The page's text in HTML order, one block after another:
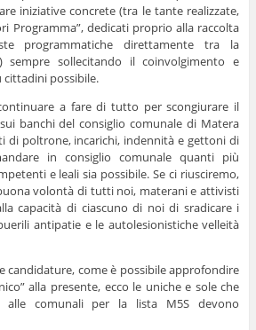
iniziative concrete (tra le tante realizzate,
Programma”, dedicati proprio alla raccolta
programmatiche direttamente tra la
sempre sollecitando il coinvolgimento e
cittadini possibile.
a fare di tutto per scongiurare il
banchi del consiglio comunale di Matera
di poltrone, incarichi, indennità e gettoni di
in consiglio comunale quanti più
e leali sia possibile. Se ci riusciremo,
volontà di tutti noi, materani e attivisti
capacità di ciascuno di noi di sradicare i
antipatie e le autolesionistiche velleità
candidature, come è possibile approfondire
alla presente, ecco le uniche e sole che
alle comunali per la lista M5S devono